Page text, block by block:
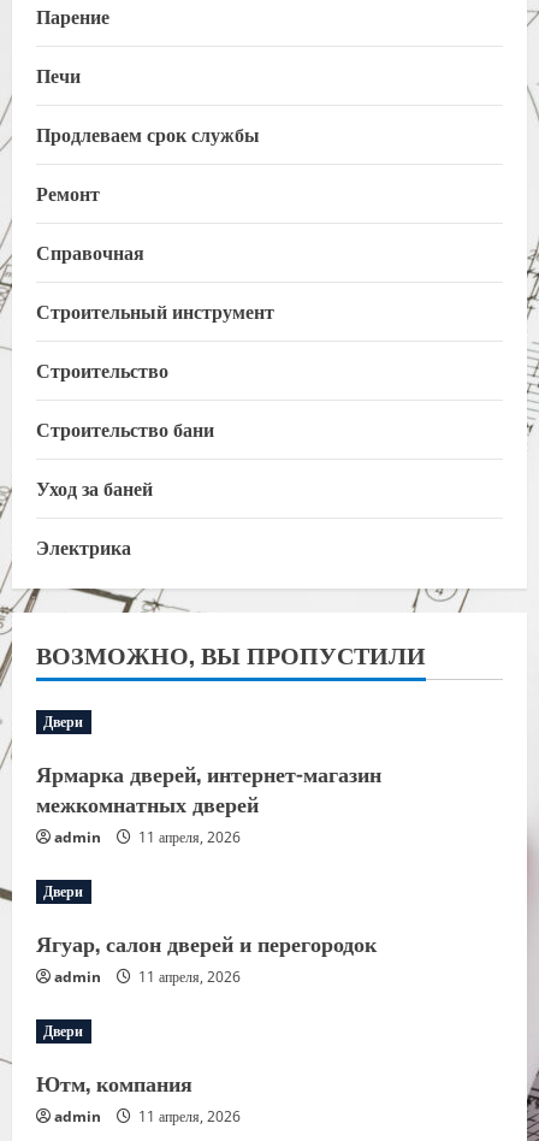
Парение
Печи
Продлеваем срок службы
Ремонт
Справочная
Строительный инструмент
Строительство
Строительство бани
Уход за баней
Электрика
ВОЗМОЖНО, ВЫ ПРОПУСТИЛИ
Двери
Ярмарка дверей, интернет-магазин
межкомнатных дверей
admin 11 апреля, 2026
Двери
Ягуар, салон дверей и перегородок
admin 11 апреля, 2026
Двери
Ютм, компания
admin 11 апреля, 2026